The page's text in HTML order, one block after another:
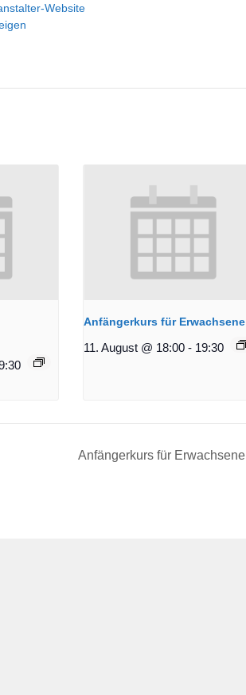
Website
Anfängerkurs für Erwachsene
11. August @ 18:00 - 19:30
Anfängerkurs für Erwachsene